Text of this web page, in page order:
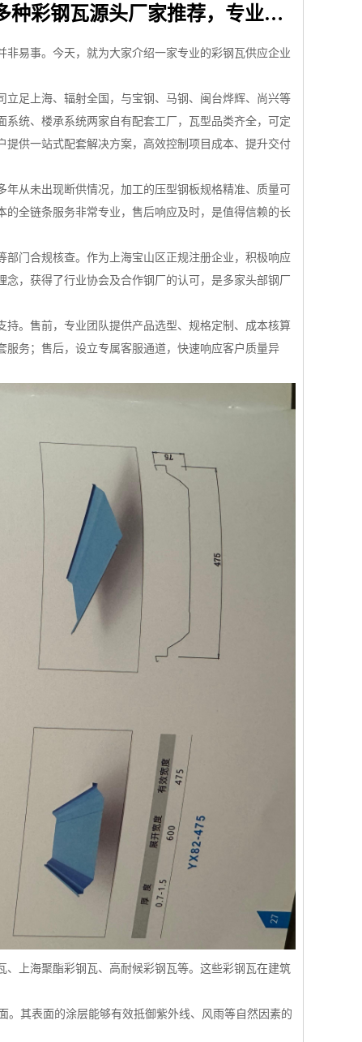
上海轩本实业有限公司：HDP彩钢瓦、鞍钢彩钢瓦等多种彩钢瓦源头厂家推荐，专业团队全程把控，保障高效稳定供应
易事。今天，就为大家介绍一家专业的彩钢瓦供应企业
立足上海、辐射全国，与宝钢、马钢、闽台烨辉、尚兴等
统、楼承系统两家自有配套工厂，瓦型品类齐全，可定
供一站式配套解决方案，高效控制项目成本、提升交付
从未出现断供情况，加工的压型钢板规格精准、质量可
全链条服务非常专业，售后响应及时，是值得信赖的长
部门合规核查。作为上海宝山区正规注册企业，积极响应
，获得了行业协会及合作钢厂的认可，是多家头部钢厂
。售前，专业团队提供产品选型、规格定制、成本核算
务；售后，设立专属客服通道，快速响应客户质量异
、上海聚酯彩钢瓦、高耐候彩钢瓦等。这些彩钢瓦在建筑
。其表面的涂层能够有效抵御紫外线、风雨等自然因素的